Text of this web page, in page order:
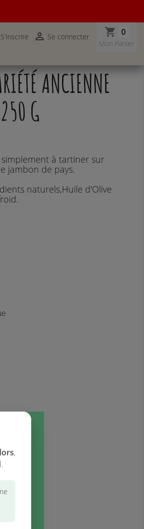
S'inscrire  Se connecter shopping_cart 0
Mon Panier
ANCIENNE
G
à tartiner sur
jambon de pays.
naturels,Huile d'Olive
,